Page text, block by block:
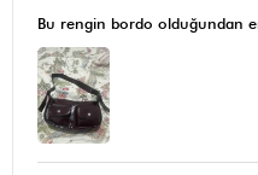
Bu rengin bordo olduğundan